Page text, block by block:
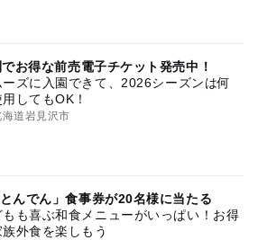
お得な前売電子チケット発売中！
ーズに入園できて、2026シーズンは何
してもOK！
海道岩見沢市
んでん」食事券が20名様に当たる
もも喜ぶ和食メニューがいっぱい！お得
族外食を楽しもう